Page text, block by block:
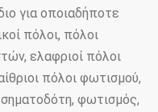
για οποιαδήποτε
πόλοι, πόλοι
ελαφριοί πόλοι
πόλοι φωτισμού,
φωτισμός,